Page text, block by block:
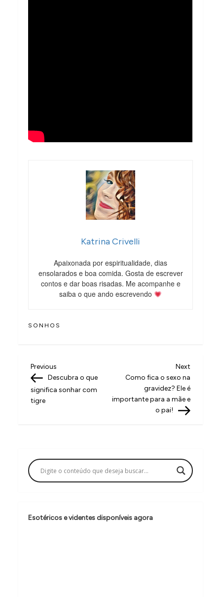
Katrina Crivelli
Apaixonada por espiritualidade, dias
ensolarados e boa comida. Gosta de escrever
contos e dar boas risadas. Me acompanhe e
saiba o que ando escrevendo
SONHOS
N
a
v
ç
ã
d
Previous
Post
Previous
Descubra o que
significa sonhar com
tigre
Next
Post
Next
Como fica o sexo na
gravidez? Ele é
importante para a mãe e
o pai!
Esotéricos e videntes disponíveis agora